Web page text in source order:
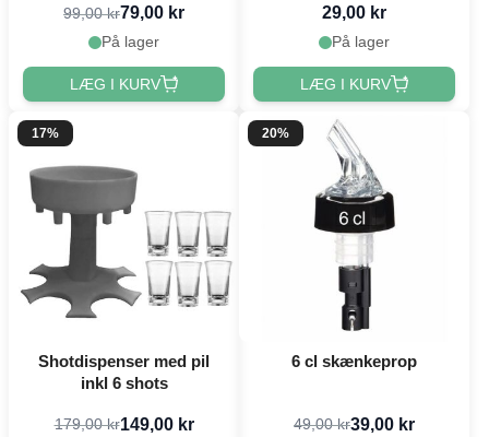
99,00 kr79,00 kr
På lager
LÆG I KURV
29,00 kr
På lager
LÆG I KURV
17%
Shotdispenser med pil
inkl 6 shots
179,00 kr149,00 kr
20%
6 cl skænkeprop
49,00 kr39,00 kr